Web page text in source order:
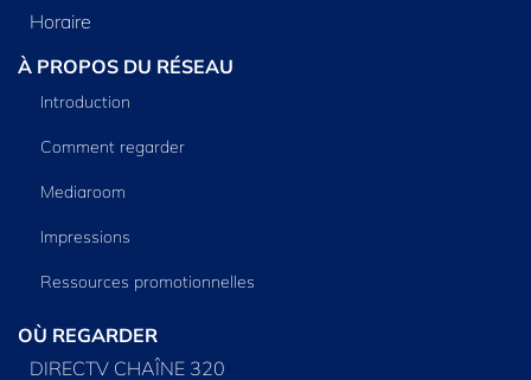
Horaire
À PROPOS DU RÉSEAU
Introduction
Comment regarder
Mediaroom
Impressions
Ressources promotionnelles
OÙ REGARDER
DIRECTV CHAÎNE 320